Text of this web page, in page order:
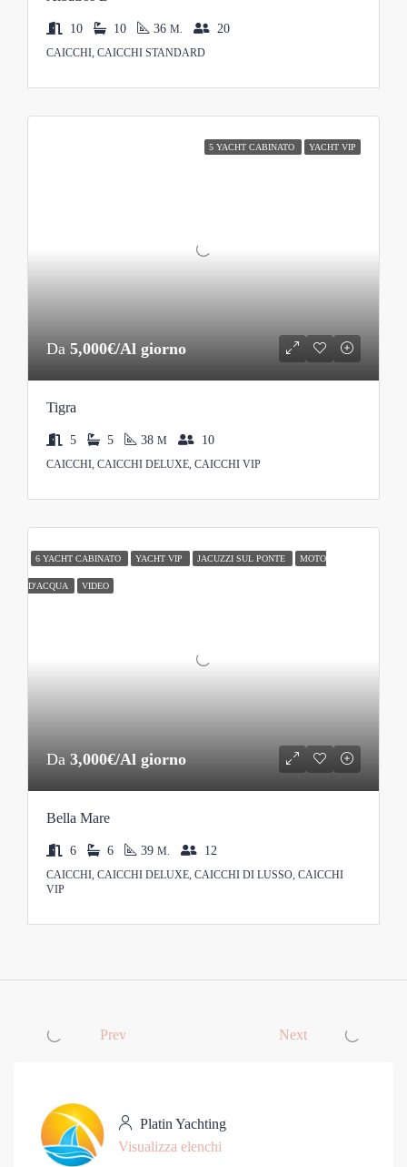
10 10 36 M. 20
CAICCHI, CAICCHI STANDARD
5 YACHT CABINATO YACHT VIP
Da 5,000€/Al giorno
Tigra
5 5 38 M 10
CAICCHI, CAICCHI DELUXE, CAICCHI VIP
6 YACHT CABINATO YACHT VIP JACUZZI SUL PONTE MOTO
D'ACQUA VIDEO
Da 3,000€/Al giorno
Bella Mare
6 6 39 M. 12
CAICCHI, CAICCHI DELUXE, CAICCHI DI LUSSO, CAICCHI
VIP
Prev Next
Platin Yachting
Visualizza elenchi